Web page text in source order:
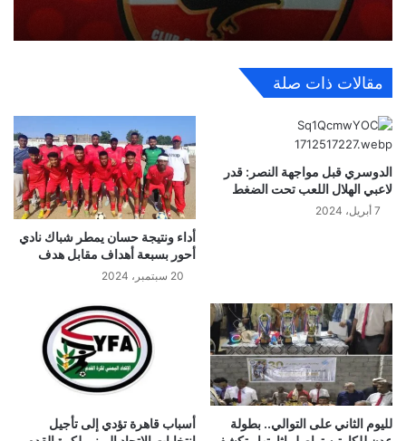
مقالات ذات صلة
الدوسري قبل مواجهة النصر: قدر
لاعبي الهلال اللعب تحت الضغط
7 أبريل، 2024
أداء ونتيجة حسان يمطر شباك نادي
أحور بسبعة أهداف مقابل هدف
20 سبتمبر، 2024
لليوم الثاني على التوالي.. بطولة
أسباب قاهرة تؤدي إلى تأجيل